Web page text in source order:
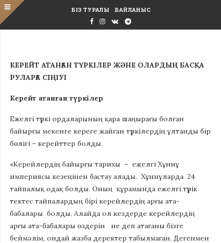
БІЗ ТУРАЛЫ БАЙЛАНЫС
КЕРЕЙТ АТАНҒАН ТҮРКІЛЕР ЖӘНЕ ОЛАРДЫҢ БАСҚА
РУЛАРҒА СІҢІУІ
Керейт атанған түркілер
Ежелгі түркі ордаларының қара шаңырағы болған
байырғы мекенге кереге жайған түркілердің ұлтанды бір
бөлігі – керейттер болды.
«Керейлердің байырғы тарихы – ежелгі Хұннұ
империясы кезеңінен бастау алады. Хұннұларда 24
тайпалық одақ болды. Оның құрамында ежелгі түрік
тектес тайпалардың бірі керейлердің арғы ата-
бабалары болды. Алайда ол кездерде керейлердің
арғы ата-бабалары өздерін не деп атағаны бізге
беймәлім, ондай жазба деректер табылмаған. Дегенмен